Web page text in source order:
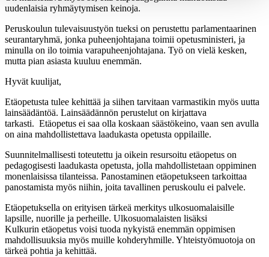
uudenlaisia ryhmäytymisen keinoja.
Peruskoulun tulevaisuustyön tueksi on perustettu parlamentaarinen
seurantaryhmä, jonka puheenjohtajana toimii opetusministeri, ja
minulla on ilo toimia varapuheenjohtajana. Työ on vielä kesken,
mutta pian asiasta kuuluu enemmän.
Hyvät kuulijat,
Etäopetusta tulee kehittää ja siihen tarvitaan varmastikin myös uutta
lainsäädäntöä. Lainsäädännön perustelut on kirjattava
tarkasti. Etäopetus ei saa olla koskaan säästökeino, vaan sen avulla
on aina mahdollistettava laadukasta opetusta oppilaille.
Suunnitelmallisesti toteutettu ja oikein resursoitu etäopetus on
pedagogisesti laadukasta opetusta, jolla mahdollistetaan oppiminen
monenlaisissa tilanteissa. Panostaminen etäopetukseen tarkoittaa
panostamista myös niihin, joita tavallinen peruskoulu ei palvele.
Etäopetuksella on erityisen tärkeä merkitys ulkosuomalaisille
lapsille, nuorille ja perheille. Ulkosuomalaisten lisäksi
Kulkurin etäopetus voisi tuoda nykyistä enemmän oppimisen
mahdollisuuksia myös muille kohderyhmille. Yhteistyömuotoja on
tärkeä pohtia ja kehittää.